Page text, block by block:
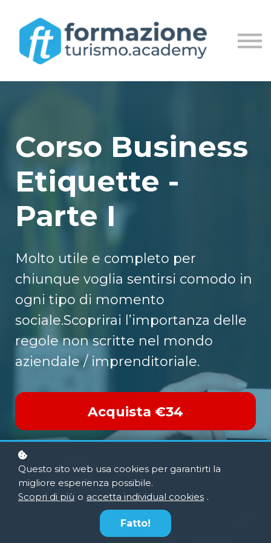
LIVE STREAM
ACCEDI
Corso Business
Etiquette -
Parte I
Molto utile e completo per
chiunque voglia sentirsi comodo in
ogni tipo di momento
sociale.Scoprirai l’importanza delle
regole non scritte nel mondo
aziendale / imprenditoriale.
Acquista €34
Questo sito web usa cookies per garantirti la
migliore esperienza possibile.
Scopri di più o accetta individual cookies .
Fatto!